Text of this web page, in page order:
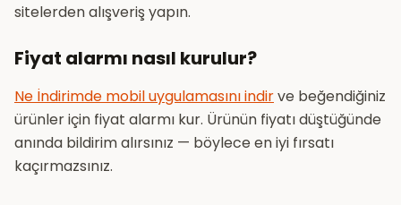
sitelerden alışveriş yapın.
Fiyat alarmı nasıl kurulur?
Ne İndirimde mobil uygulamasını indirve beğendiğiniz
ürünler için fiyat alarmı kur. Ürünün fiyatı düştüğünde
anında bildirim alırsınız — böylece en iyi fırsatı
kaçırmazsınız.